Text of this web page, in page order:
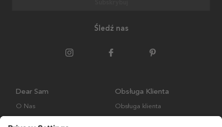
Śledź nas
Dear Sam
O Nas
Obsługa Klienta
Obsługa klienta